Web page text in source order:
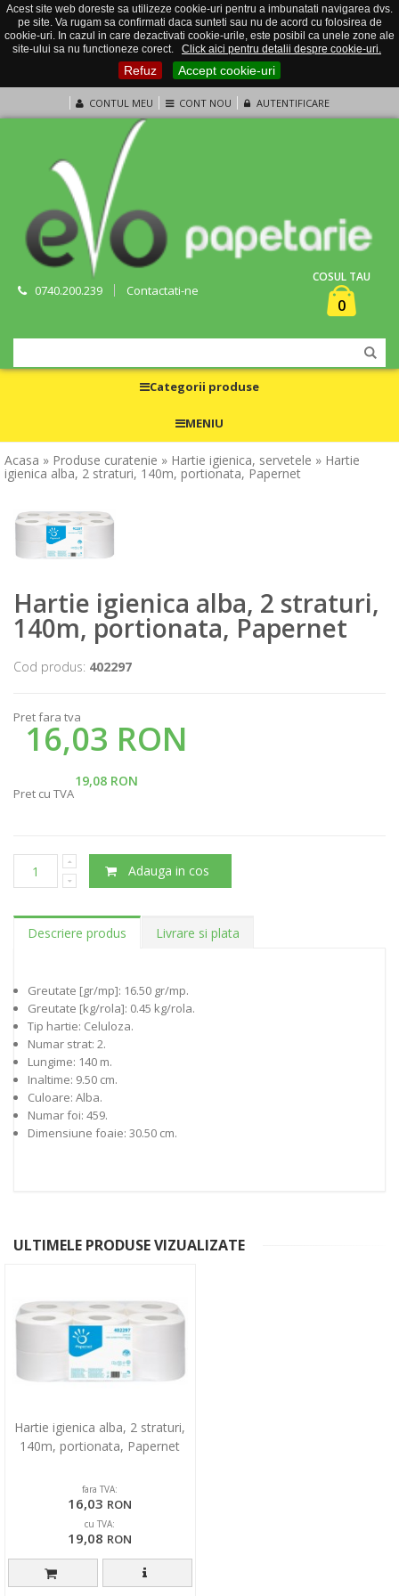
Acest site web doreste sa utilizeze cookie-uri pentru a imbunatati navigarea dvs.
pe site. Va rugam sa confirmati daca sunteti sau nu de acord cu folosirea de
cookie-uri. In cazul in care dezactivati cookie-urile, este posibil ca unele zone ale
site-ului sa nu functioneze corect.
Click aici pentru detalii despre cookie-uri.
Refuz Accept cookie-uri
CONTUL MEU CONT NOU AUTENTIFICARE
0740.200.239 Contactati-ne
COSUL TAU
0
Categorii produse
MENIU
Acasa » Produse curatenie » Hartie igienica, servetele » Hartie
igienica alba, 2 straturi, 140m, portionata, Papernet
Hartie igienica alba, 2 straturi,
140m, portionata, Papernet
Cod produs: 402297
Pret fara tva
16,03 RON
19,08 RON
Pret cu TVA
Adauga in cos
Descriere produs Livrare si plata
Greutate [gr/mp]: 16.50 gr/mp.
Greutate [kg/rola]: 0.45 kg/rola.
Tip hartie: Celuloza.
Numar strat: 2.
Lungime: 140 m.
Inaltime: 9.50 cm.
Culoare: Alba.
Numar foi: 459.
Dimensiune foaie: 30.50 cm.
ULTIMELE PRODUSE VIZUALIZATE
Hartie igienica alba, 2 straturi,
140m, portionata, Papernet
fara TVA:
16,03 RON
cu TVA:
19,08 RON